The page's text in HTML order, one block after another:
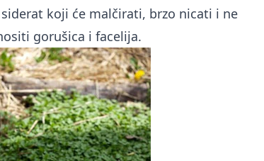
koji će malčirati, brzo nicati i ne
gorušica i facelija.